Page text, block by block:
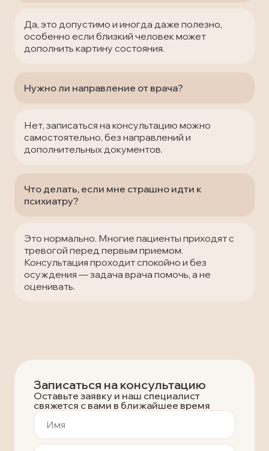
Да, это допустимо и иногда даже полезно,
особенно если близкий человек может
дополнить картину состояния.
Нужно ли направление от врача?
Нет, записаться на консультацию можно
самостоятельно, без направлений и
дополнительных документов.
Что делать, если мне страшно идти к
психиатру?
Это нормально. Многие пациенты приходят с
тревогой перед первым приемом.
Консультация проходит спокойно и без
осуждения — задача врача помочь, а не
оценивать.
Записаться на консультацию
Оставьте заявку и наш специалист
свяжется с вами в ближайшее время